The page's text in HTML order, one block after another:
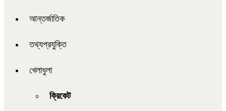
আন্তর্জাতিক
তথ্যপ্রযুক্তি
খেলাধুলা
ক্রিকেট